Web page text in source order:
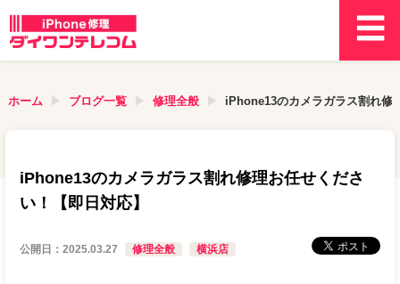
ホーム ブログ一覧 修理全般 iPhone13のカメラガラス割れ修
iPhone13のカメラガラス割れ修理お任せくださ
い！【即日対応】
公開日：2025.03.27 修理全般 横浜店